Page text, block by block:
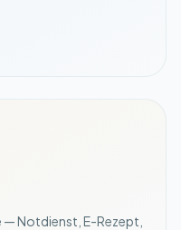
— Notdienst, E-Rezept,